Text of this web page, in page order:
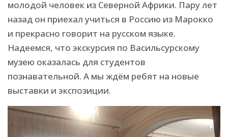
молодой человек из Северной Африки. Пару лет
назад он приехал учиться в Россию из Марокко
и прекрасно говорит на русском языке.
Надеемся, что экскурсия по Васильсурскому
музею оказалась для студентов
познавательной. А мы ждём ребят на новые
выставки и экспозиции.